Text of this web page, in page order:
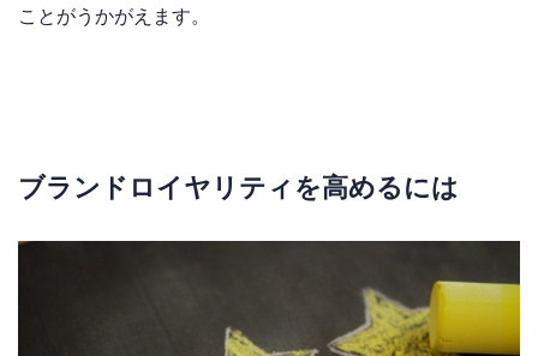
ことがうかがえます。
ブランドロイヤリティを高めるには